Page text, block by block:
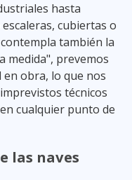
hasta
cubiertas o
también la
medida", prevemos
obra, lo que nos
técnicos
cualquier punto de
las naves